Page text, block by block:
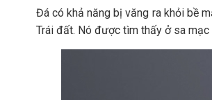
Đá có khả năng bị văng ra khỏi bề
Trái đất. Nó được tìm thấy ở sa mạc